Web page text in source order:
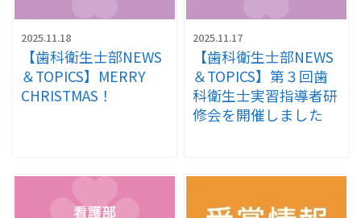
2025.11.18
【歯科衛生士部NEWS
＆TOPICS】MERRY
CHRISTMAS！
2025.11.17
【歯科衛生士部NEWS
＆TOPICS】第３回歯
科衛生士実習指導者研
修会を開催しました